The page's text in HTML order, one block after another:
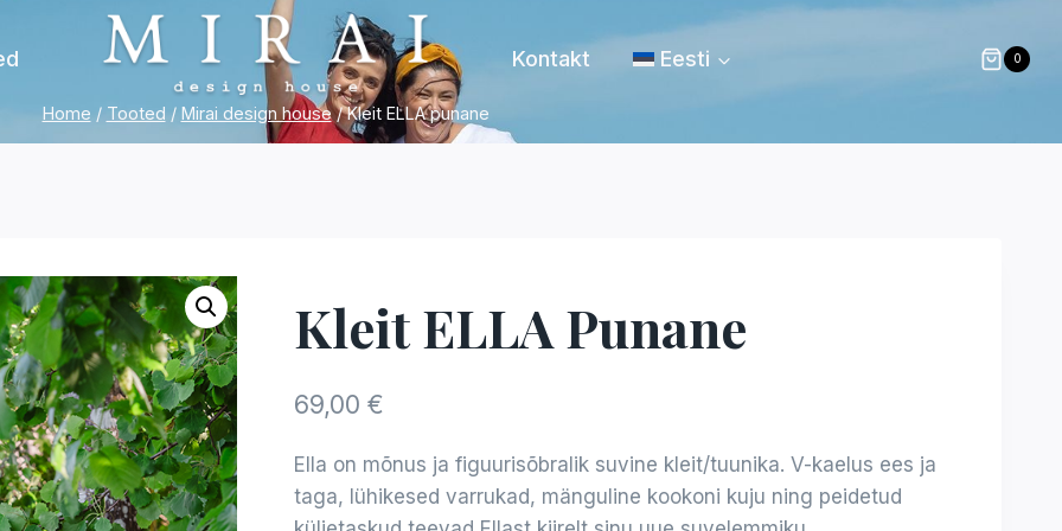
Kontakt Eesti 0
Home / Tooted / Mirai design house / Kleit ELLA punane
Kleit ELLA Punane
69,00 €
Ella on mõnus ja figuurisõbralik suvine kleit/tuunika. V-kaelus ees ja
taga, lühikesed varrukad, mänguline kookoni kuju ning peidetud